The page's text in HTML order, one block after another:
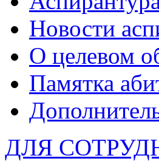
Новости
О целевом
Памятка
ДЛЯ